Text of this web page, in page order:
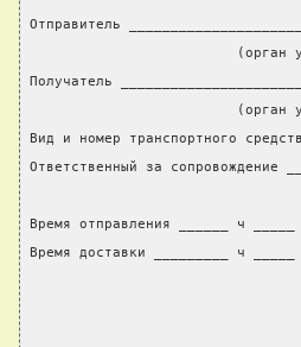
Отправитель
(орган
Получатель
(орган
Вид и номер транспортного
Ответственный за сопровождение
Время отправления ______ ч
Время доставки _________ ч